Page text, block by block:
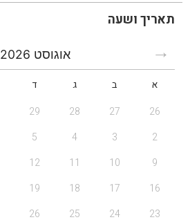
תאריך ושעה
אוגוסט 2026
א ב ג ד
26
27
28
29
2
3
4
5
9
10
11
12
16
17
18
19
23
24
25
26